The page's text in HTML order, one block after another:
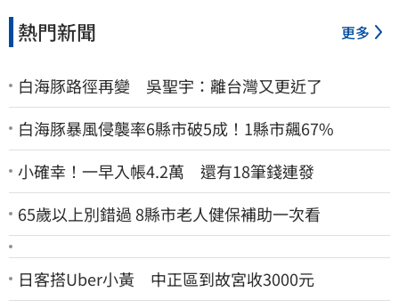
熱門新聞 更多
白海豚路徑再變 吳聖宇：離台灣又更近了
白海豚暴風侵襲率6縣市破5成！1縣市飆67%
小確幸！一早入帳4.2萬 還有18筆錢連發
65歲以上別錯過 8縣市老人健保補助一次看
日客搭Uber小黃 中正區到故宮收3000元